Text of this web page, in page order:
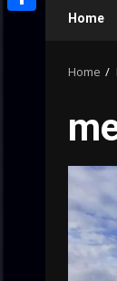
Home
Home